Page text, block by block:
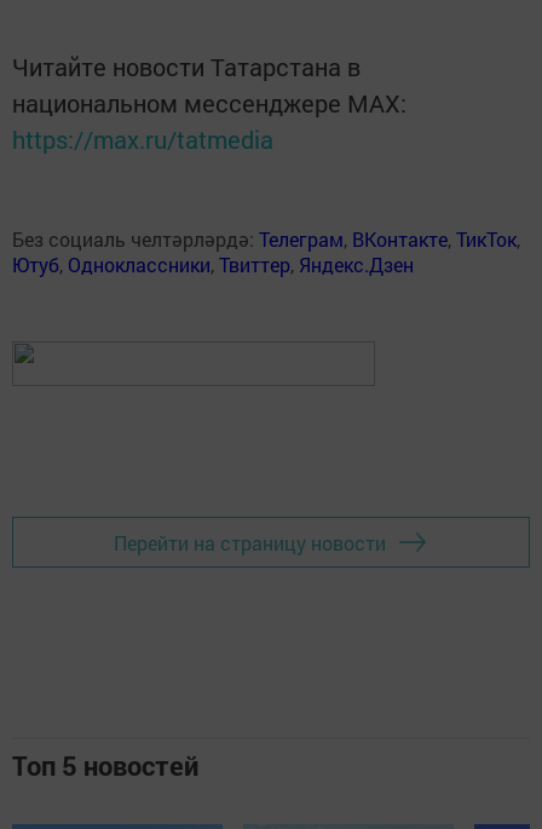
Читайте новости Татарстана в
национальном мессенджере MАХ:
https://max.ru/tatmedia
Без социаль челтәрләрдә: Телеграм, ВКонтакте,ТикТок,
Ютуб, Одноклассники,Твиттер, Яндекс.Дзен
Перейти на страницу новости
Топ 5 новостей